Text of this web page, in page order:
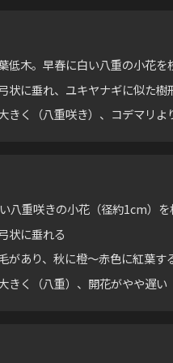
低木。早春に白い八重の小花
状に垂れ、ユキヤナギに似た樹
きく（八重咲き）、コデマリよ
八重咲きの小花（径約1cm）を
状に垂れる
があり、秋に橙〜赤色に紅葉す
きく（八重）、開花がやや遅い